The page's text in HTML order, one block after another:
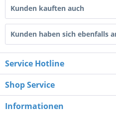
Kunden kauften auch
Kunden haben sich ebenfalls
Service Hotline
Shop Service
Informationen